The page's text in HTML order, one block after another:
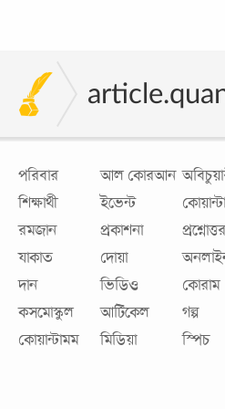
পরিবার
শিক্ষার্থী
রমজান
যাকাত
দান
কসমোস্কুল
কোয়ান্টামম
আল কোরআন
ইভেন্ট
প্রকাশনা
দোয়া
ভিডিও
আর্টিকেল
মিডিয়া
কোরাম
গল্প
স্পিচ